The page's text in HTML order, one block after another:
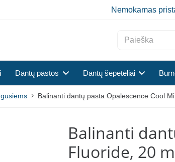
Nemokamas
Dantų pastos Dantų šepetėliai
Balinanti dantų pasta Opalescence Cool
Balinanti
Fluoride, 20